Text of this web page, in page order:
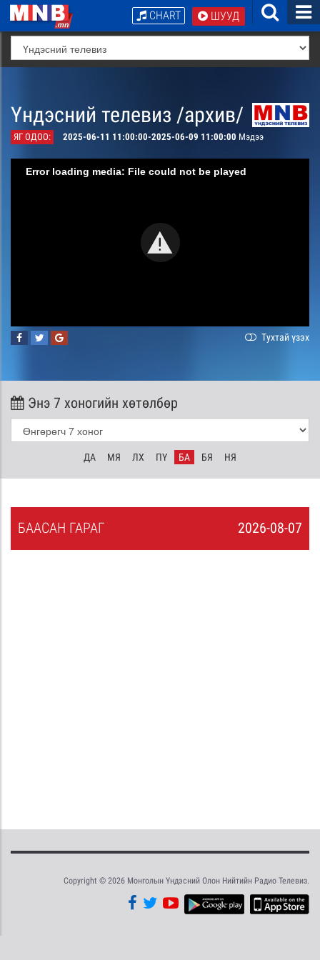
ШУУД
CHART
Үндэсний телевиз /архив/
ЯГ ОДОО: 2025-06-11 11:00:00-2025-06-09 11:00:00 Мэдээ
Error loading media: File could not be played
Тухтай үзэх
Энэ 7 хоногийн хөтөлбөр
ДА МЯ ЛХ ПҮ БА БЯ НЯ
2026-08-07
БААСАН ГАРАГ
Copyright © 2026 Монголын Үндэсний Олон Нийтийн Радио Телевиз.